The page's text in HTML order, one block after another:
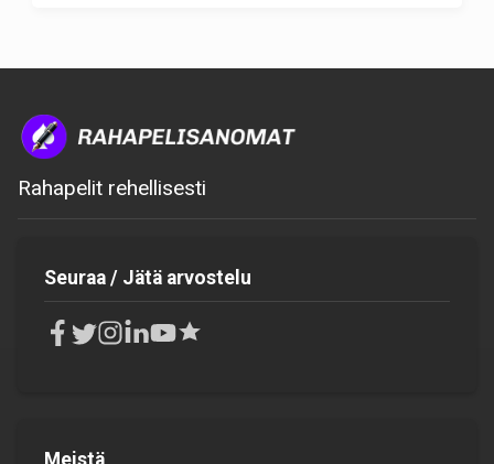
Rahapelit rehellisesti
Seuraa / Jätä arvostelu